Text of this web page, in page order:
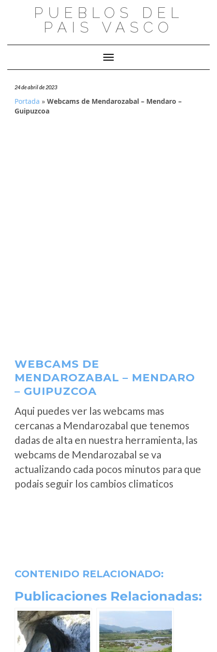
PUEBLOS DEL
PAIS VASCO
Cambiar modo de navegación
24 de abril de 2023
Portada » Webcams de Mendarozabal – Mendaro –
Guipuzcoa
WEBCAMS DE
MENDAROZABAL – MENDARO
– GUIPUZCOA
Aqui puedes ver las webcams mas
cercanas a Mendarozabal que tenemos
dadas de alta en nuestra herramienta, las
webcams de Mendarozabal se va
actualizando cada pocos minutos para que
podais seguir los cambios climaticos
CONTENIDO RELACIONADO:
Publicaciones Relacionadas: